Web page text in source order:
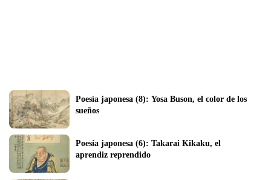
Poesía japonesa (8): Yosa Buson, el color de los
sueños
Poesía japonesa (6): Takarai Kikaku, el
aprendiz reprendido